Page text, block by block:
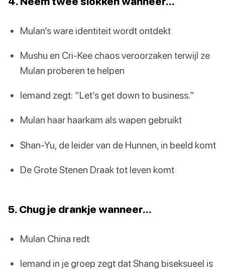
Mulan’s ware identiteit wordt ontdekt
Mushu en Cri-Kee chaos veroorzaken terwijl ze
Mulan proberen te helpen
Iemand zegt: “Let’s get down to business.”
Mulan haar haarkam als wapen gebruikt
Shan-Yu, de leider van de Hunnen, in beeld komt
De Grote Stenen Draak tot leven komt
5. Chug je drankje wanneer…
Mulan China redt
Iemand in je groep zegt dat Shang biseksueel is